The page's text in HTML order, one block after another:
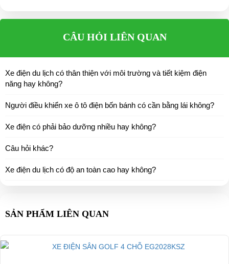
CÂU HỎI LIÊN QUAN
Xe điện du lịch có thân thiện với môi trường và tiết kiệm điện
năng hay không?
Người điều khiển xe ô tô điện bốn bánh có cần bằng lái không?
Xe điện có phải bảo dưỡng nhiều hay không?
Câu hỏi khác?
Xe điện du lịch có độ an toàn cao hay không?
SẢN PHẨM LIÊN QUAN